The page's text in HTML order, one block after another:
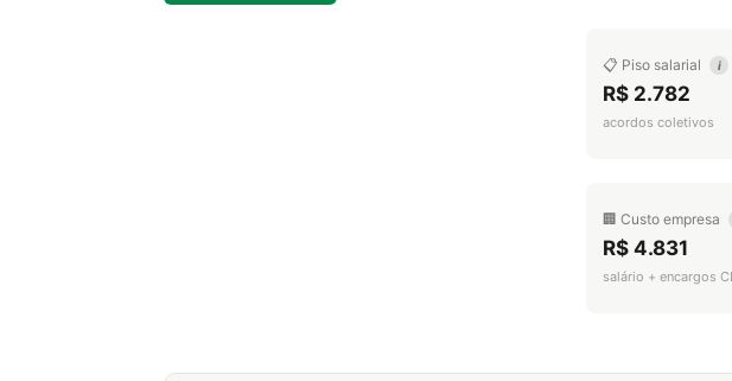
📋 Piso salarial i
R$ 2.782
acordos coletivos
🏢 Custo empresa
R$ 4.831
salário + encargos